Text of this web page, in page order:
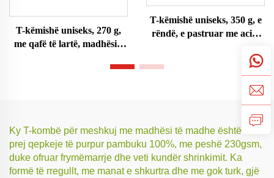
T-këmishë uniseks, 270 g,
me qafë të lartë, madhësi e
T-këmishë uniseks, 350 g, e
rëndë, e pastruar me acid,
Ky T-kombë për meshkuj me madhësi të madhe është bërë
prej qepkeje të purpur pambuku 100%, me peshë 230gsm,
duke ofruar frymëmarrje dhe veti kundër shrinkimit. Ka
formë të rregullt, me manat e shkurtra dhe me gok turk, gjë